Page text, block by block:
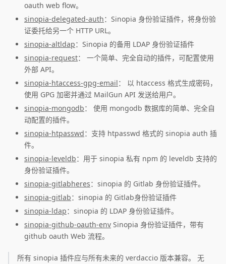
oauth web flow。
sinopia-delegated-auth：Sinopia 身份验证插件，将身份验
证委托给另一个 HTTP URL。
sinopia-altldap：Sinopia 的备用 LDAP 身份验证插件
sinopia-request： 一个简单、完全自动的插件，可配置使用
外部 API。
sinopia-htaccess-gpg-email： 以 htaccess 格式生成密码，
使用 GPG 加密并通过 MailGun API 发送给用户。
sinopia-mongodb： 使用 mongodb 数据库的简单、完全自
动配置的插件。
sinopia-htpasswd：支持 htpasswd 格式的 sinopia auth 插
件。
sinopia-leveldb：用于 sinopia 私有 npm 的 leveldb 支持的
身份验证插件。
sinopia-gitlabheres：sinopia 的 Gitlab 身份验证插件。
sinopia-gitlab：sinopia 的 Gitlab身份验证插件
sinopia-ldap：sinopia 的 LDAP 身份验证插件。
sinopia-github-oauth-env Sinopia 身份验证插件，带有
github oauth Web 流程。
所有 sinopia 插件应与所有未来的 verdaccio 版本兼容。 无